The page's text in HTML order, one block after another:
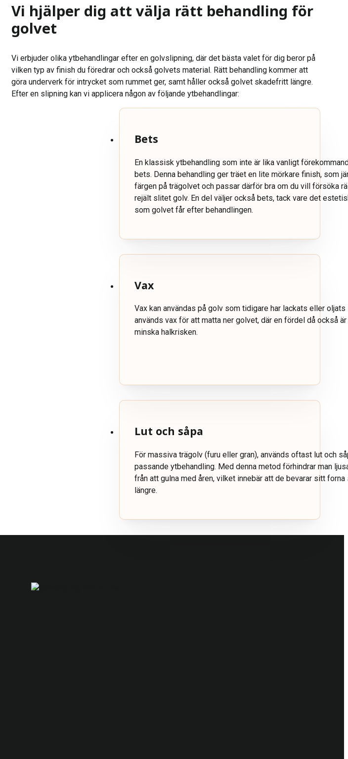
Vi hjälper dig att välja rätt behandling för
golvet
Vi erbjuder olika ytbehandlingar efter en golvslipning, där det bästa valet för dig beror på
vilken typ av finish du föredrar och också golvets material. Rätt behandling kommer att
göra underverk för intrycket som rummet ger, samt håller också golvet skadefritt längre.
Efter en slipning kan vi applicera någon av följande ytbehandlingar:
Bets
En klassisk ytbehandling som inte är lika vanligt
bets. Denna behandling ger träet en lite mörkare finish, som
färgen på trägolvet och passar därför bra om du vill försöka
rejält slitet golv. En del väljer också bets, tack vare det
som golvet får efter behandlingen.
Vax
Vax kan användas på golv som tidigare har lackats eller oljats
används vax för att matta ner golvet, där en fördel då också är
minska halkrisken.
Lut och såpa
För massiva trägolv (furu eller gran), används oftast lut och
passande ytbehandling. Med denna metod förhindrar man
från att gulna med åren, vilket innebär att de bevarar sitt forna
längre.